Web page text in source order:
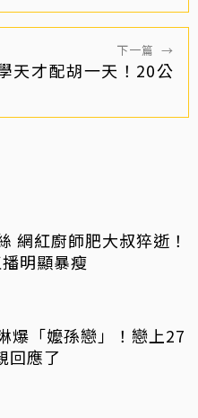
下一篇 →
天才配胡一天！20公
網紅廚師肥大叔猝逝！
明顯暴瘦
爆「嬤孫戀」！戀上27
回應了